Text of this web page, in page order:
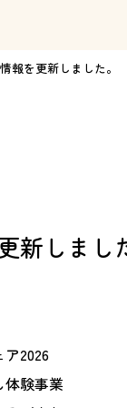
報を更新しました。
新しまし
2026
験事業